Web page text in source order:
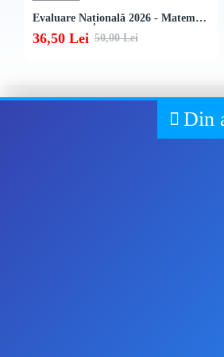
Evaluare Națională 2026 - Matematică pentru Clasa a VIII-a
36,50 Lei 50,00 Lei
Din